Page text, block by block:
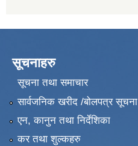
सूचनाहरु
सूचना तथा समाचार
सार्वजनिक खरीद /बोलपत्र सूचना
एन, कानुन तथा निर्देशिका
कर तथा शुल्कहरु